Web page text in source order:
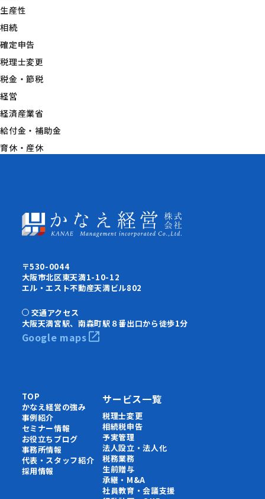
生産性
相続
確定申告
税理士変更
税金・節税
経営
経済産業省
給付金・補助金
育休・産休
〒530-0044
大阪市北区東天満1-10-12
エル・エスト不動産天満ビル802
交通アクセス
大阪天満宮駅、南森町駅８番出口から徒歩1分
Google maps
TOP
かなえ経営の強み
事例紹介
セミナー情報
お役立ちブログ
事務所情報
代表・スタッフ紹介
採用情報
サービス一覧
税理士変更
相続税申告
予実管理
法人設立・法人化
税務業務
生前贈与
承継・M&A
社員教育・会議支援